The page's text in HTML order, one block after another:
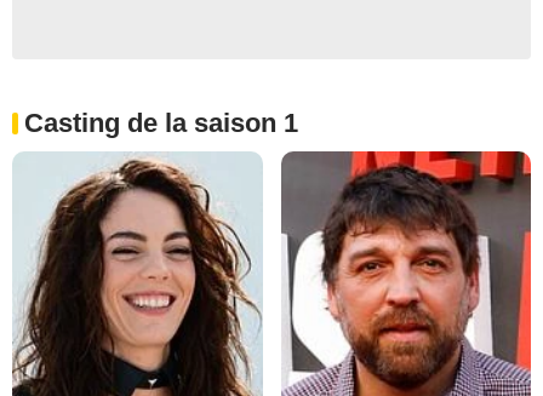
Casting de la saison 1